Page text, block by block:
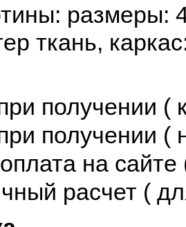
размеры:
ткань,
получении (
получении (
на
расчет (